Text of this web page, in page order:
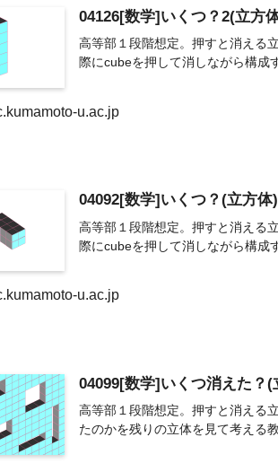
04126[数学]いくつ？2(立方
高等部１段階想定。押すと消える
際にcubeを押して消しながら構成
u.ac.jp
04092[数学]いくつ？(立方体)
高等部１段階想定。押すと消える
際にcubeを押して消しながら構成
u.ac.jp
04099[数学]いくつ消えた？(
高等部１段階想定。押すと消える
たのかを残りの立体を見て考える